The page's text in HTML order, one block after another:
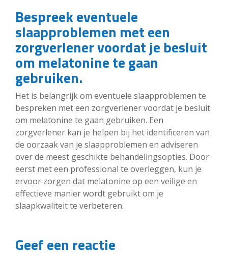
Bespreek eventuele
slaapproblemen met een
zorgverlener voordat je besluit
om melatonine te gaan
gebruiken.
Het is belangrijk om eventuele slaapproblemen te
bespreken met een zorgverlener voordat je besluit
om melatonine te gaan gebruiken. Een
zorgverlener kan je helpen bij het identificeren van
de oorzaak van je slaapproblemen en adviseren
over de meest geschikte behandelingsopties. Door
eerst met een professional te overleggen, kun je
ervoor zorgen dat melatonine op een veilige en
effectieve manier wordt gebruikt om je
slaapkwaliteit te verbeteren.
Geef een reactie